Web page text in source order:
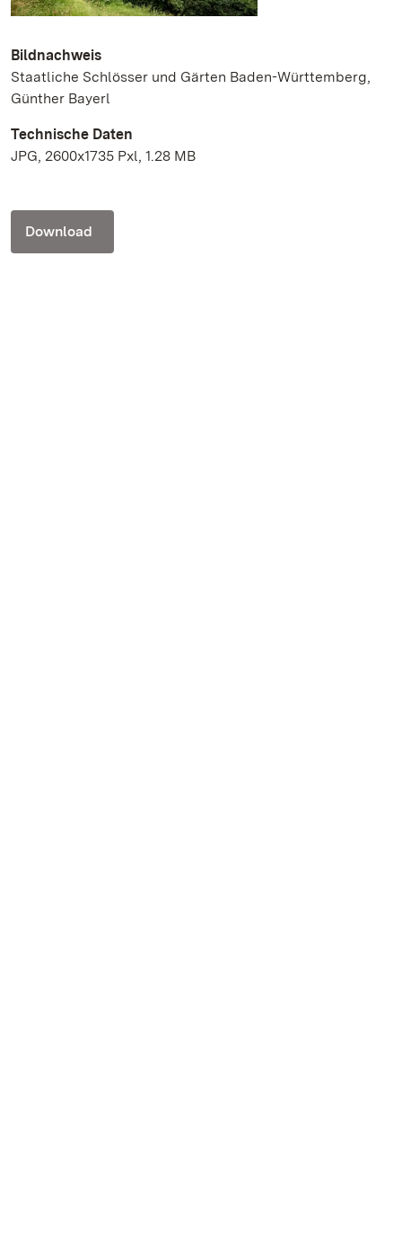
Bildnachweis
Staatliche Schlösser und Gärten Baden-Württemberg,
Günther Bayerl
Technische Daten
JPG, 2600x1735 Pxl, 1.28 MB
Download